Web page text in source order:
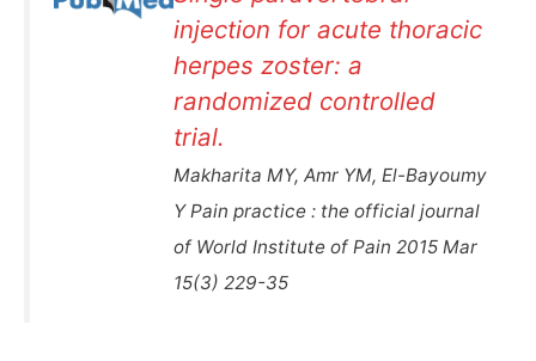
injection for acute thoracic
herpes zoster: a
randomized controlled
trial.
Makharita MY, Amr YM, El-Bayoumy
Y Pain practice : the official journal
of World Institute of Pain 2015 Mar
15(3) 229-35